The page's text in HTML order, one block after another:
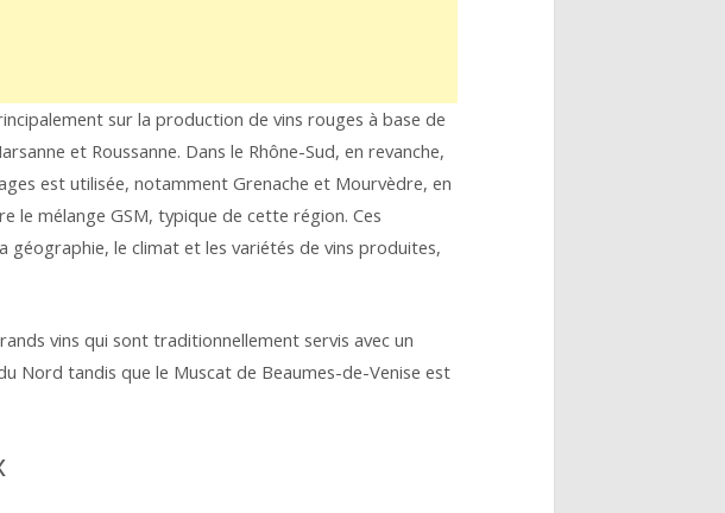
sur la production de vins rouges à base de
et Roussanne. Dans le Rhône-Sud, en revanche,
est utilisée, notamment Grenache et Mourvèdre, en
le mélange GSM, typique de cette région. Ces
géographie, le climat et les variétés de vins produites,
vins qui sont traditionnellement servis avec un
Nord tandis que le Muscat de Beaumes-de-Venise est